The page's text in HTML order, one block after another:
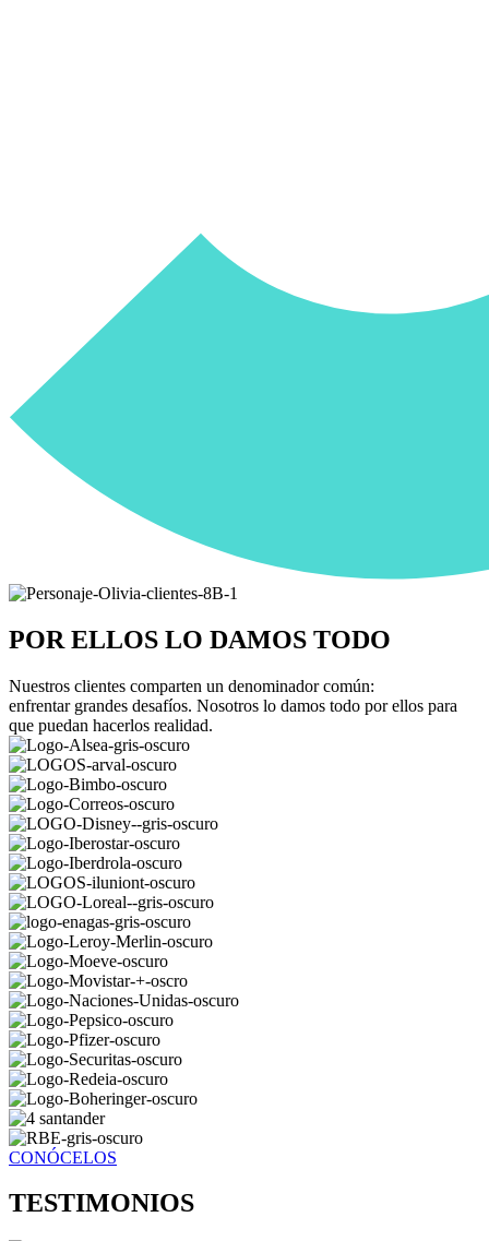
POR ELLOS LO DAMOS TODO
Nuestros clientes comparten un denominador común:
enfrentar grandes desafíos. Nosotros lo damos todo por ellos para
que puedan hacerlos realidad.
CONÓCELOS
TESTIMONIOS